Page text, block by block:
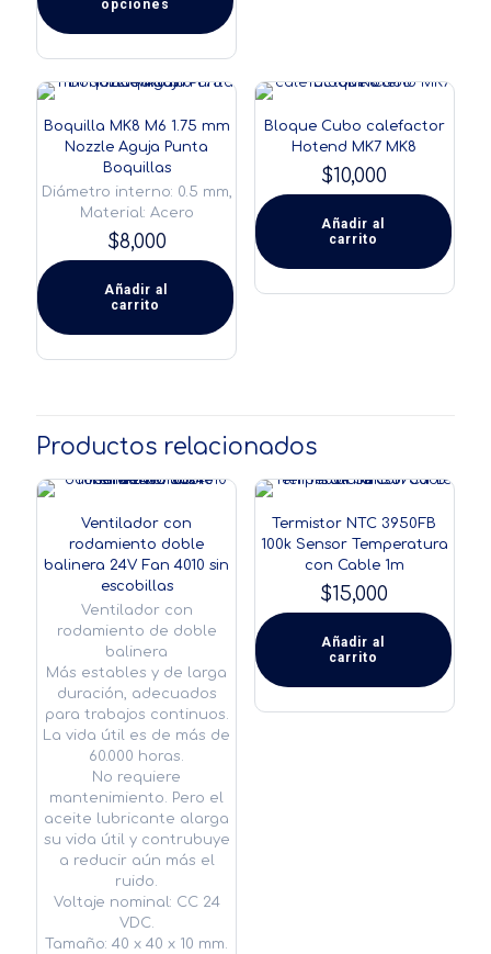
$72,000
$88,000
opciones
Este
producto
variantes.
opciones
elegir
de
producto
Boquilla MK8 M6 1.75 mm
Nozzle Aguja Punta
Boquillas
Diámetro interno: 0.5 mm,
Material: Acero
$8,000
Añadir al
carrito
Bloque Cubo calefactor
Hotend MK7 MK8
$10,000
Añadir al
carrito
Productos relacionados
Ventilador con
rodamiento doble
balinera 24V Fan 4010 sin
escobillas
Ventilador con
rodamiento de doble
balinera
Más estables y de larga
duración, adecuados
para trabajos continuos.
La vida útil es de más de
60.000 horas.
No requiere
mantenimiento. Pero el
aceite lubricante alarga
su vida útil y contrubuye
a reducir aún más el
ruido.
Voltaje nominal: CC 24
VDC.
Tamaño: 40 x 40 x 10 mm.
Termistor NTC 3950FB
100k Sensor Temperatura
con Cable 1m
$15,000
Añadir al
carrito